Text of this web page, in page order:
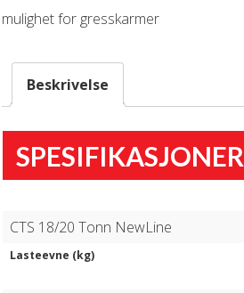
mulighet for gresskarmer
Beskrivelse
SPESIFIKASJONER
CTS 18/20 Tonn NewLine
Lasteevne (kg)